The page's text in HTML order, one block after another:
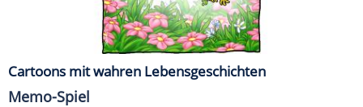
Cartoons mit wahren Lebensgeschichten
Memo-Spiel